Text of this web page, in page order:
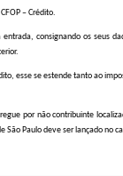
– Crédito.
consignando os seus
esse se estende tanto ao
por não contribuinte
Paulo deve ser lançado no